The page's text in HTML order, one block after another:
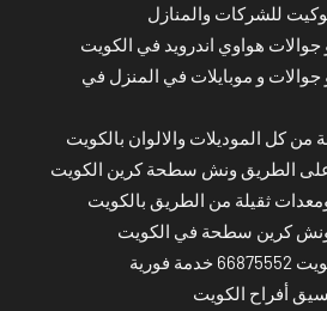
للشركات والمنازل
هواوي اندرويد في الكويت
و موبايلات في المنزل في
كل الموديلات والالوان بالكويت
الطريق ونش سطحة كرين الكويت
ثقيلة من الطريق بالكويت
كرين سطحة في الكويت
فورية
أفراح الكويت